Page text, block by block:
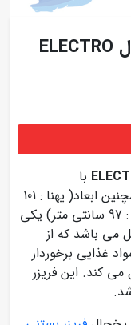
فریزر صندوقی الکترواستیل مدل ELECTRO
با
گنجایش 258 لیتر و وزن 51 کیلوگرم و همچنین ابعاد( پهنا : 101
سانتی متر، عمق: 74 سانتی متری، ارتفاع : 97 سانتی متر) یکی
می باشد که از
غذایی برخوردار
کند. این فریزر